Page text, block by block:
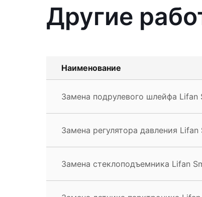
Другие
Наименование
Замена подрулевого шлейфа Lifan
Замена регулятора давления Lifan
Замена стеклоподъемника Lifan